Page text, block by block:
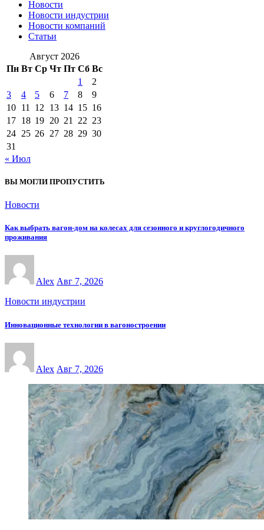
Новости
Новости индустрии
Новости компаний
Статьи
Август 2026
Пн Вт Ср Чт Пт Сб Вс
1
2
3
4 5 6 7 8
9
10 11 12 13 14 15 16
17 18 19 20 21 22 23
24 25 26 27 28 29 30
31
« Июл
ВЫ МОГЛИ ПРОПУСТИТЬ
Новости
Как выбрать вагон-дом на колесах для сезонного и круглогодичного
проживания
Alex Авг 7, 2026
Новости индустрии
Инновационные технологии в вагоностроении
Alex Авг 7, 2026